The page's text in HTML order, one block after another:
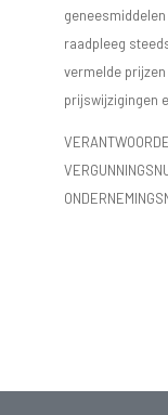
raadpleeg
vermelde
prijswijzigingen